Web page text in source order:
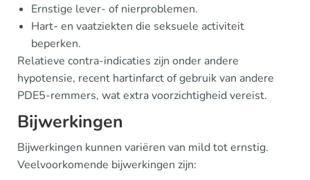
Ernstige lever- of nierproblemen.
Hart- en vaatziekten die seksuele activiteit
beperken.
Relatieve contra-indicaties zijn onder andere
hypotensie, recent hartinfarct of gebruik van andere
PDE5-remmers, wat extra voorzichtigheid vereist.
Bijwerkingen
Bijwerkingen kunnen variëren van mild tot ernstig.
Veelvoorkomende bijwerkingen zijn: